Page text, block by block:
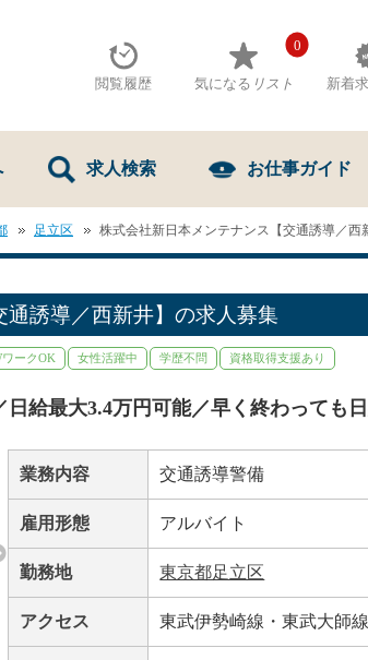
閲覧履歴
0
気になる リスト 新着
求人検索 お仕事ガイド
足立区 株式会社新日本メンテナンス【交通誘導／西
誘導／西新井】の求人募集
ークOK 女性活躍中 学歴不問 資格取得支援あり
給最大3.4万円可能／早く終わっても
業務内容 交通誘導警備
雇用形態 アルバイト
勤務地 東京都足立区
アクセス 東武伊勢崎線・東武大師